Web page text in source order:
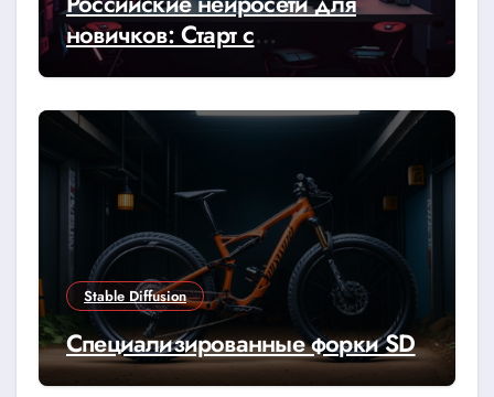
новичков: Старт с
YandexGPT/GigaChat
Stable Diffusion
Специализированные форки SD